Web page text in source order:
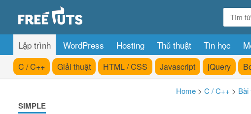
Lập trình WordPress Hosting Thủ thuật Tin học
C / C++ Giải thuật HTML / CSS Javascript jQuery
SIMPLE
Home > C / C++ > Bài